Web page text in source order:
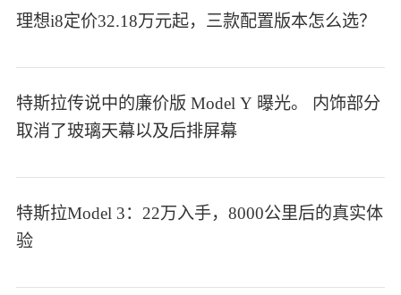
理想i8定价32.18万元起，三款配置版本怎么选？
特斯拉传说中的廉价版 Model Y 曝光。 内饰部分
取消了玻璃天幕以及后排屏幕
特斯拉Model 3：22万入手，8000公里后的真实体
验